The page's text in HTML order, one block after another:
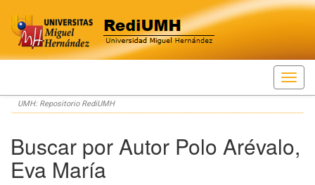
Skip
navigation
UMH: Repositorio RediUMH
Buscar por Autor Polo Arévalo,
Eva María